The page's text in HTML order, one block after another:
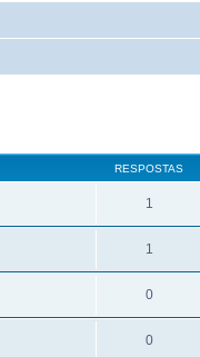
RESPOSTAS
1
1
0
0